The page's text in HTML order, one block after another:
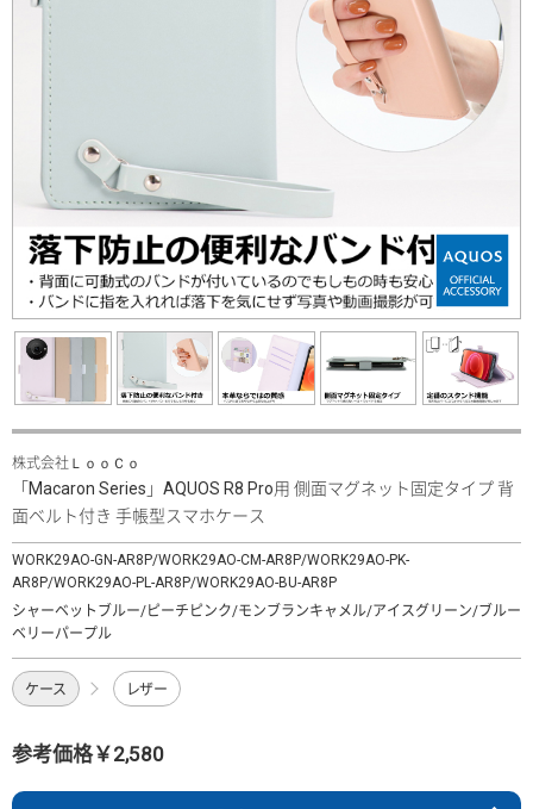
株式会社ＬｏｏＣｏ
「Macaron Series」AQUOS R8 Pro用 側面マグネット固定タイプ 背
面ベルト付き 手帳型スマホケース
WORK29AO-GN-AR8P/WORK29AO-CM-AR8P/WORK29AO-PK-
AR8P/WORK29AO-PL-AR8P/WORK29AO-BU-AR8P
シャーベットブルー/ピーチピンク/モンブランキャメル/アイスグリーン/ブルー
ベリーパープル
ケース レザー
参考価格￥2,580